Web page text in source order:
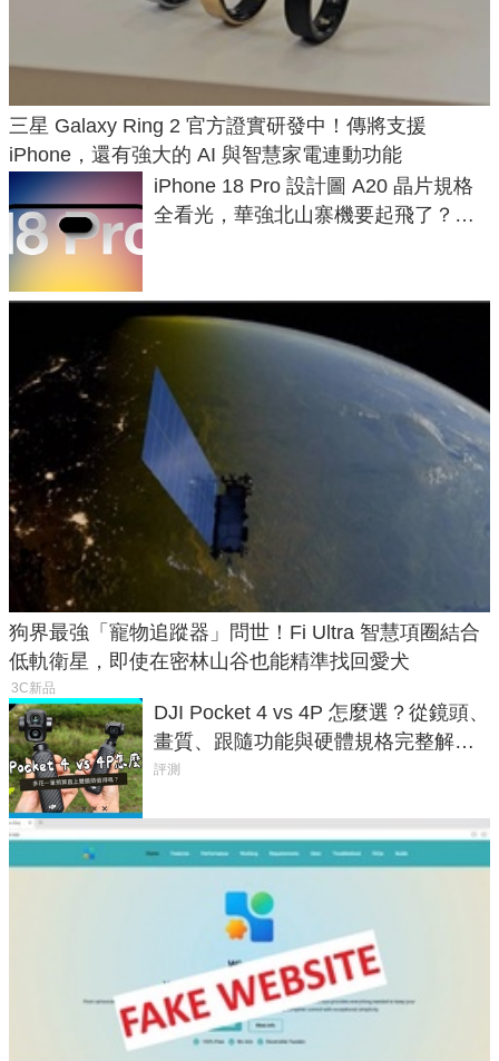
三星 Galaxy Ring 2 官方證實研發中！傳將支援
iPhone，還有強大的 AI 與智慧家電連動功能
iPhone 18 Pro 設計圖 A20 晶片規格
全看光，華強北山寨機要起飛了？專
狗界最強「寵物追蹤器」問世！Fi Ultra 智慧項圈結合
低軌衛星，即使在密林山谷也能精準找回愛犬
3C新品
DJI Pocket 4 vs 4P 怎麼選？從鏡頭、
畫質、跟隨功能與硬體規格完整解
析，一次看懂兩台差異
評測